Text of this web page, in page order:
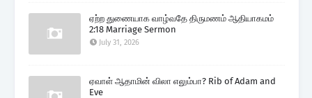
ஏற்ற துணையாக வாழ்வதே திருமணம் ஆதியாகமம்
2:18 Marriage Sermon
July 31, 2026
ஏவாள் ஆதாமின் விலா எலும்பா? Rib of Adam and
Eve